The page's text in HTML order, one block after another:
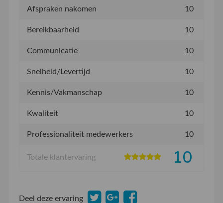
Afspraken nakomen 10
Bereikbaarheid 10
Communicatie 10
Snelheid/Levertijd 10
Kennis/Vakmanschap 10
Kwaliteit 10
Professionaliteit medewerkers 10
Totale klantervaring 10
Deel deze ervaring